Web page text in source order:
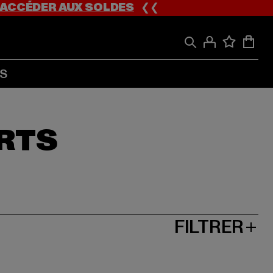
ACCÉDER AUX SOLDES❮❮
FILTRER